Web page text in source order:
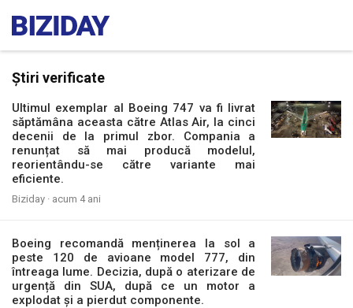
Știri verificate
Ultimul exemplar al Boeing 747 va fi livrat
săptămâna aceasta către Atlas Air, la cinci
decenii de la primul zbor. Compania a
renunțat să mai producă modelul,
reorientându-se către variante mai
eficiente.
Biziday · acum 4 ani
Boeing recomandă menținerea la sol a
peste 120 de avioane model 777, din
întreaga lume. Decizia, după o aterizare de
urgență din SUA, după ce un motor a
explodat și a pierdut componente.